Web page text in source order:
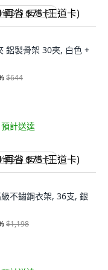
$75 (王道卡)
鋁製骨架 30夾, 白色 +
$644
預計送達
$75 (王道卡)
不鏽鋼衣架, 36支, 銀
$1,198